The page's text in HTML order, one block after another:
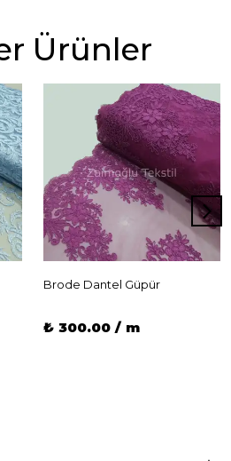
Ürünler
Brode Dantel Güpür
₺ 300.00 / m